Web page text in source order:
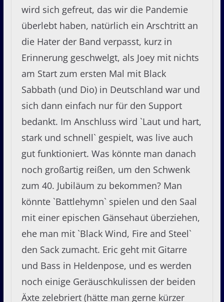
wird sich gefreut, das wir die Pandemie
überlebt haben, natürlich ein Arschtritt an
die Hater der Band verpasst, kurz in
Erinnerung geschwelgt, als Joey mit nichts
am Start zum ersten Mal mit Black
Sabbath (und Dio) in Deutschland war und
sich dann einfach nur für den Support
bedankt. Im Anschluss wird `Laut und hart,
stark und schnell` gespielt, was live auch
gut funktioniert. Was könnte man danach
noch großartig reißen, um den Schwenk
zum 40. Jubiläum zu bekommen? Man
könnte `Battlehymn` spielen und den Saal
mit einer epischen Gänsehaut überziehen,
ehe man mit `Black Wind, Fire and Steel`
den Sack zumacht. Eric geht mit Gitarre
und Bass in Heldenpose, und es werden
noch einige Geräuschkulissen der beiden
Äxte zelebriert (hätte man gerne kürzer